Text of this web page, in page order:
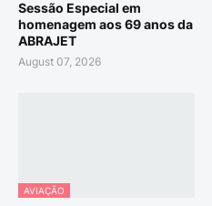
Sessão Especial em
homenagem aos 69 anos da
ABRAJET
August 07, 2026
AVIAÇÃO